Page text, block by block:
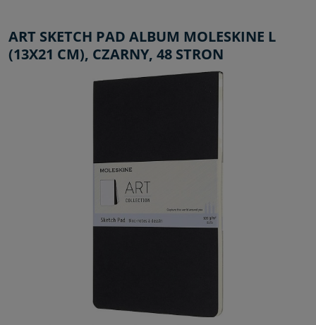
ART SKETCH PAD ALBUM MOLESKINE L
(13X21 CM), CZARNY, 48 STRON